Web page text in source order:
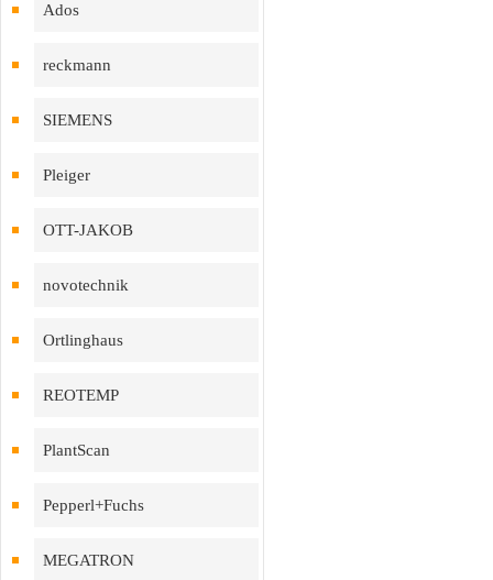
Ados
reckmann
SIEMENS
Pleiger
OTT-JAKOB
novotechnik
Ortlinghaus
REOTEMP
PlantScan
Pepperl+Fuchs
MEGATRON